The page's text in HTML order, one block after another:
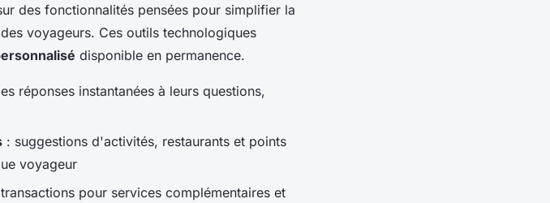
des fonctionnalités pensées pour simplifier la
voyageurs. Ces outils technologiques
disponible en permanence.
réponses instantanées à leurs questions,
: suggestions d'activités, restaurants et points
voyageur
pour services complémentaires et